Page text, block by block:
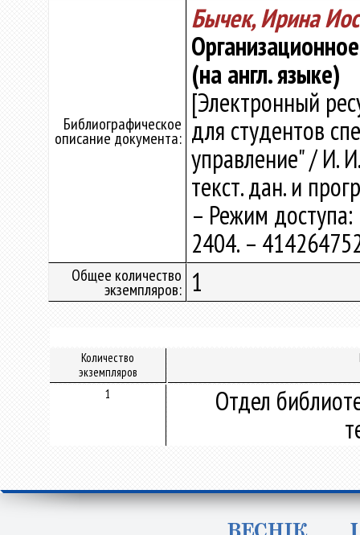
Библиографическое
описание документа:
Бычек, Ирина
(на англ. языке)
[Электронный
для студентов
управление" / И.
текст. дан. и
– Режим
2404. –
Общее количество
экземпляров: 1
Количество
экземпляров
1
Отдел